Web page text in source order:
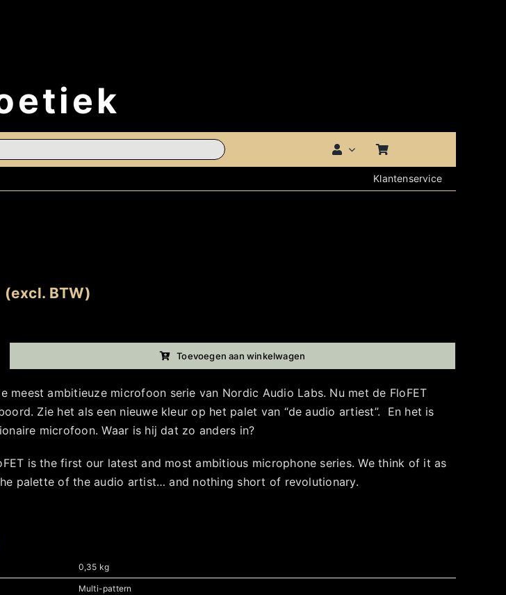
Klantenservice
(excl. BTW)
Toevoegen aan winkelwagen
meest ambitieuze microfoon serie van Nordic Audio Labs. Nu met de FloFET
Zie het als een nieuwe kleur op het palet van “de audio artiest”. En het is
microfoon. Waar is hij dat zo anders in?
is the first our latest and most ambitious microphone series. We think of it as
palette of the audio artist… and nothing short of revolutionary.
0,35 kg
Multi-pattern